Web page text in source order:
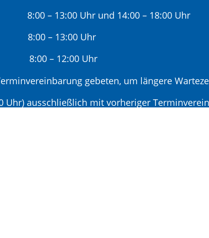
Uhr und 14:00 – 18:00 Uhr
13:00 Uhr
8:00 – 12:00 Uhr
gebeten, um längere
Uhr) ausschließlich mit vorheriger